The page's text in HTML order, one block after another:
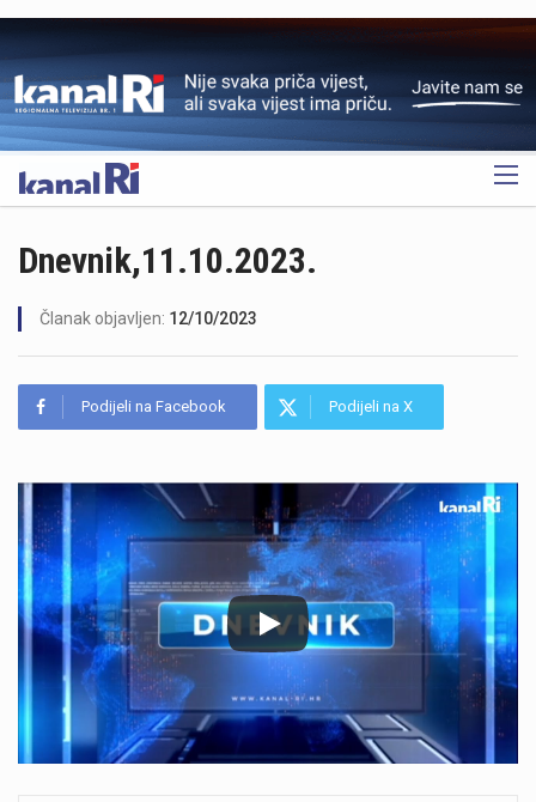
OGLAS
Dnevnik,11.10.2023.
Članak objavljen: 12/10/2023
Podijeli na Facebook Podijeli na X